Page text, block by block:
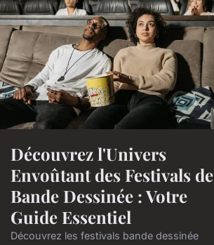
Découvrez l'Univers
Envoûtant des Festivals de
Bande Dessinée : Votre
Guide Essentiel
Découvrez les festivals bande dessinée